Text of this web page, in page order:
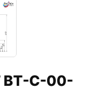
ВТ-C-00-